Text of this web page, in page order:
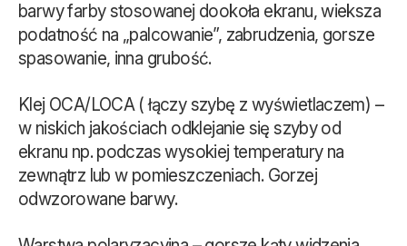
barwy farby stosowanej dookoła ekranu, wieksza
podatność na „palcowanie”, zabrudzenia, gorsze
spasowanie, inna grubość.
Klej OCA/LOCA ( łączy szybę z wyświetlaczem) –
w niskich jakościach odklejanie się szyby od
ekranu np. podczas wysokiej temperatury na
zewnątrz lub w pomieszczeniach. Gorzej
odwzorowane barwy.